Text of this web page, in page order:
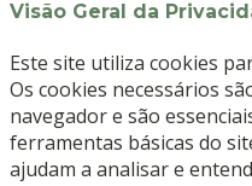
Visão Geral da
Este site utiliza cookies
Os cookies necessários
navegador e são
ferramentas básicas do
ajudam a analisar e